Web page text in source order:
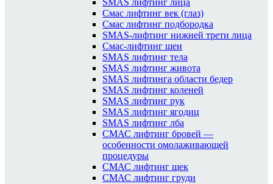
SMAS лифтинг лица
Смас лифтинг век (глаз)
Смас лифтинг подбородка
SMAS-лифтинг нижней трети лица
Смас-лифтинг шеи
SMAS лифтинг тела
SMAS лифтинг живота
SMAS лифтинга области бедер
SMAS лифтинг коленей
SMAS лифтинг рук
SMAS лифтинг ягодиц
SMAS лифтинг лба
СМАС лифтинг бровей —
особенности омолаживающей
процедуры
СМАС лифтинг щек
СМАС лифтинг груди